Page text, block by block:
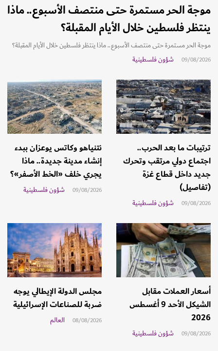
موجة الحر مستمرة حتى منتصف الأسبوع.. ماذا
ينتظر فلسطين خلال الأيام المقبلة؟
موجة الحر مستمرة حتى منتصف الأسبوع.. ماذا ينتظر فلسطين خلال الأيام المقبلة؟
09/08/2026 شؤون فلسطينية
ترتيبات ما بعد الحرب..
اجتماع دولي مرتقب وتحرك
جديد داخل قطاع غزة
(تفاصيل)
09/08/2026 شؤون فلسطينية
نتنياهو وكاتس يوعزان ببدء
إنشاء مدينة جديدة.. ماذا
يجري خلف «الخط الأصفر»؟
09/08/2026 شؤون فلسطينية
أسعار العملات مقابل
الشيكل الأحد 9 أغسطس
2026
09/08/2026 شؤون فلسطينية
مجلس الدولة الإيطالي يوجه
ضربة للصناعات الإسرائيلية
08/08/2026 العالم